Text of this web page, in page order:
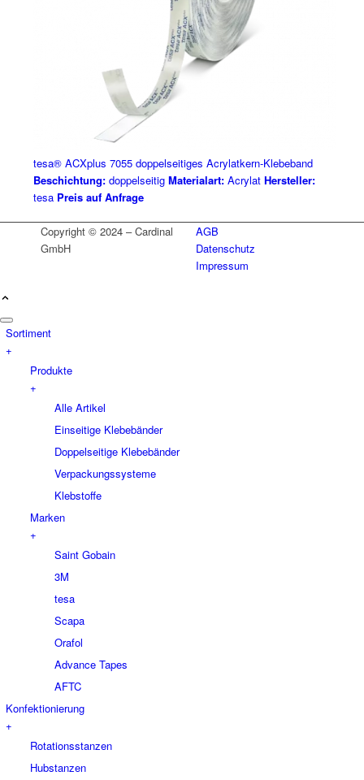
tesa® ACXplus 7055 doppelseitiges Acrylatkern-Klebeband
Beschichtung:doppelseitig Materialart:Acrylat Hersteller:
tesa Preis auf Anfrage
Copyright © 2024 – Cardinal
GmbH
AGB
Datenschutz
Impressum
Sortiment
+
Produkte
+
Alle Artikel
Einseitige Klebebänder
Doppelseitige Klebebänder
Verpackungssysteme
Klebstoffe
Marken
+
Saint Gobain
3M
tesa
Scapa
Orafol
Advance Tapes
AFTC
Konfektionierung
+
Rotationsstanzen
Hubstanzen